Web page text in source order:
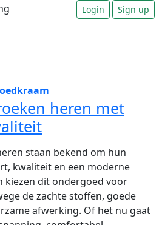
Login Sign up
heren met
staan bekend om hun
kwaliteit en een moderne
kiezen dit ondergoed voor
de zachte stoffen, goede
afwerking. Of het nu gaat